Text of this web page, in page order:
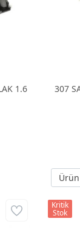
1.6
307
Kritik
Stok